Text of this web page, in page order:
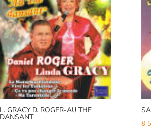
L. GRACY D. ROGER-AU THE
DANSANT